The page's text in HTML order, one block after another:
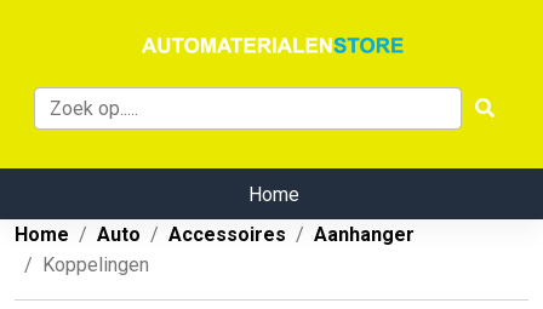
Home
Home
Auto Accessoires
Aanhanger
Koppelingen